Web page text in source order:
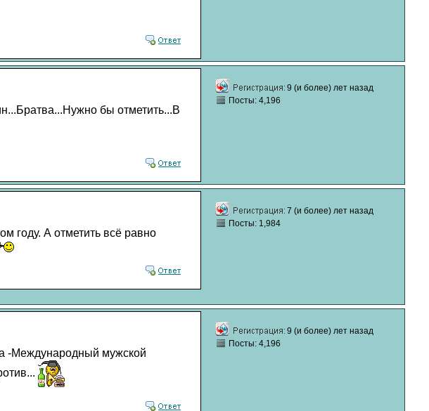
бы отметить...В
9 (и более) лет назад
Посты: 4,196
году. А отметить всё равно
7 (и более) лет назад
Посты: 1,984
-Международный мужской
9 (и более) лет назад
Посты: 4,196